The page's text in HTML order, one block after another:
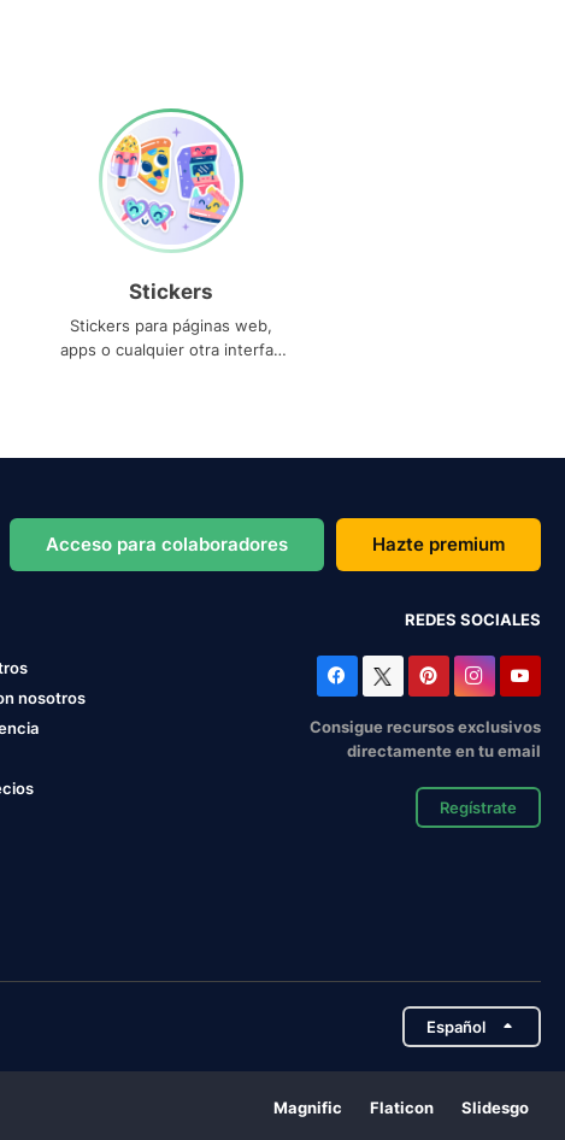
Stickers
Stickers para páginas web,
apps o cualquier otra interfaz
Acceso para colaboradores Hazte premium
nosotros
REDES SOCIALES
Consigue recursos exclusivos
directamente en tu email
Regístrate
Español
Magnific Flaticon Slidesgo